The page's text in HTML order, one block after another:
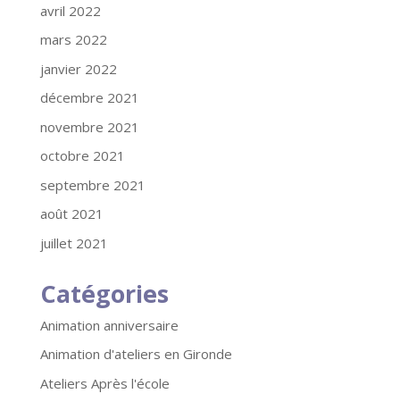
avril 2022
mars 2022
janvier 2022
décembre 2021
novembre 2021
octobre 2021
septembre 2021
août 2021
juillet 2021
Catégories
Animation anniversaire
Animation d'ateliers en Gironde
Ateliers Après l'école